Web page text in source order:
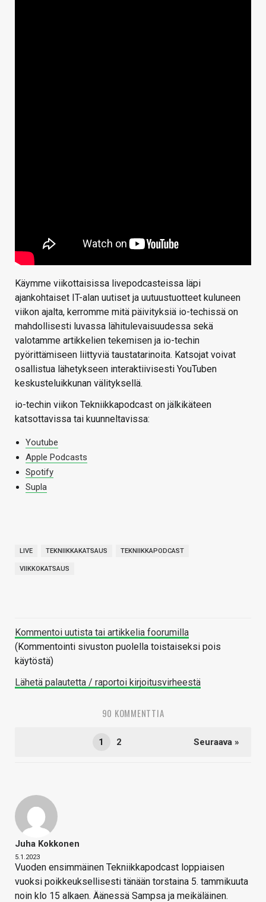
Käymme viikottaisissa livepodcasteissa läpi
ajankohtaiset IT-alan uutiset ja uutuustuotteet kuluneen
viikon ajalta, kerromme mitä päivityksiä io-techissä on
mahdollisesti luvassa lähitulevaisuudessa sekä
valotamme artikkelien tekemisen ja io-techin
pyörittämiseen liittyviä taustatarinoita. Katsojat voivat
osallistua lähetykseen interaktiivisesti YouTuben
keskusteluikkunan välityksellä.
io-techin viikon Tekniikkapodcast on jälkikäteen
katsottavissa tai kuunneltavissa:
Youtube
Apple Podcasts
Spotify
Supla
LIVE TEKNIIKKAKATSAUS TEKNIIKKAPODCAST
VIIKKOKATSAUS
Kommentoi uutista tai artikkelia foorumilla
(Kommentointi sivuston puolella toistaiseksi pois
käytöstä)
Lähetä palautetta / raportoi kirjoitusvirheestä
90 KOMMENTTIA
1 2 Seuraava »
Juha Kokkonen
5.1.2023
Vuoden ensimmäinen Tekniikkapodcast loppiaisen
vuoksi poikkeuksellisesti tänään torstaina 5. tammikuuta
noin klo 15 alkaen. Äänessä Sampsa ja meikäläinen.